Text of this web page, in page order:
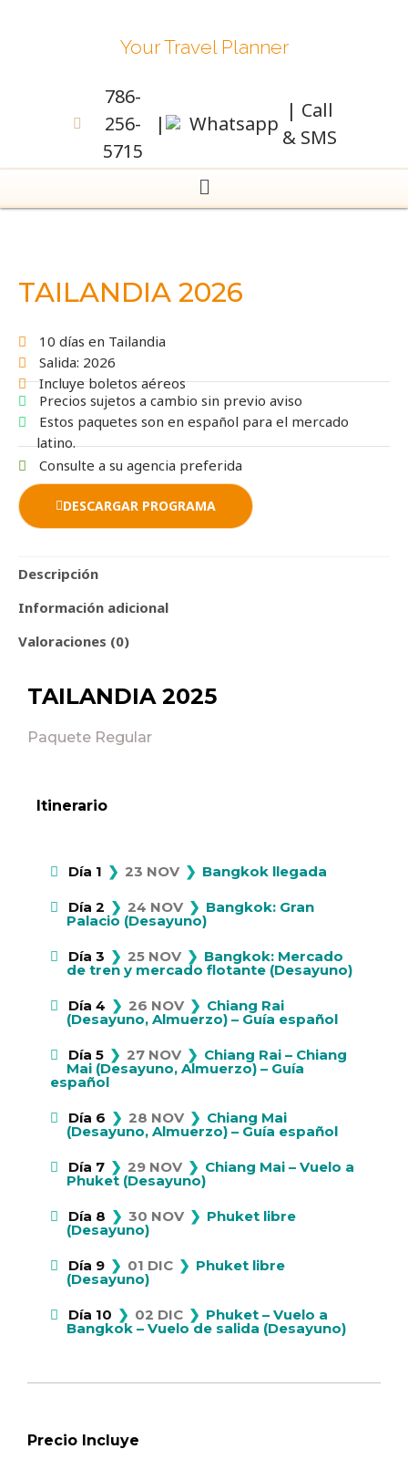
Your Travel Planner
786-
256-
5715
| Whatsapp
| Call
& SMS
TAILANDIA 2026
10 días en Tailandia
Salida: 2026
Incluye boletos aéreos
Precios sujetos a cambio sin previo aviso
Estos paquetes son en español para el mercado
latino.
Consulte a su agencia preferida
DESCARGAR PROGRAMA
Descripción
Información adicional
Valoraciones (0)
TAILANDIA 2025
Paquete Regular
Itinerario
Día 1 ❯ 23 NOV ❯ Bangkok llegada
Día 2 ❯ 24 NOV ❯ Bangkok: Gran
Palacio (Desayuno)
Día 3 ❯ 25 NOV ❯ Bangkok: Mercado
de tren y mercado flotante (Desayuno)
Día 4 ❯ 26 NOV ❯ Chiang Rai
(Desayuno, Almuerzo) – Guía español
Día 5 ❯ 27 NOV ❯ Chiang Rai – Chiang
Mai (Desayuno, Almuerzo) – Guía
español
Día 6 ❯ 28 NOV ❯ Chiang Mai
(Desayuno, Almuerzo) – Guía español
Día 7 ❯ 29 NOV ❯ Chiang Mai – Vuelo a
Phuket (Desayuno)
Día 8 ❯ 30 NOV ❯ Phuket libre
(Desayuno)
Día 9 ❯ 01 DIC ❯ Phuket libre
(Desayuno)
Día 10 ❯ 02 DIC ❯ Phuket – Vuelo a
Bangkok – Vuelo de salida (Desayuno)
Precio Incluye